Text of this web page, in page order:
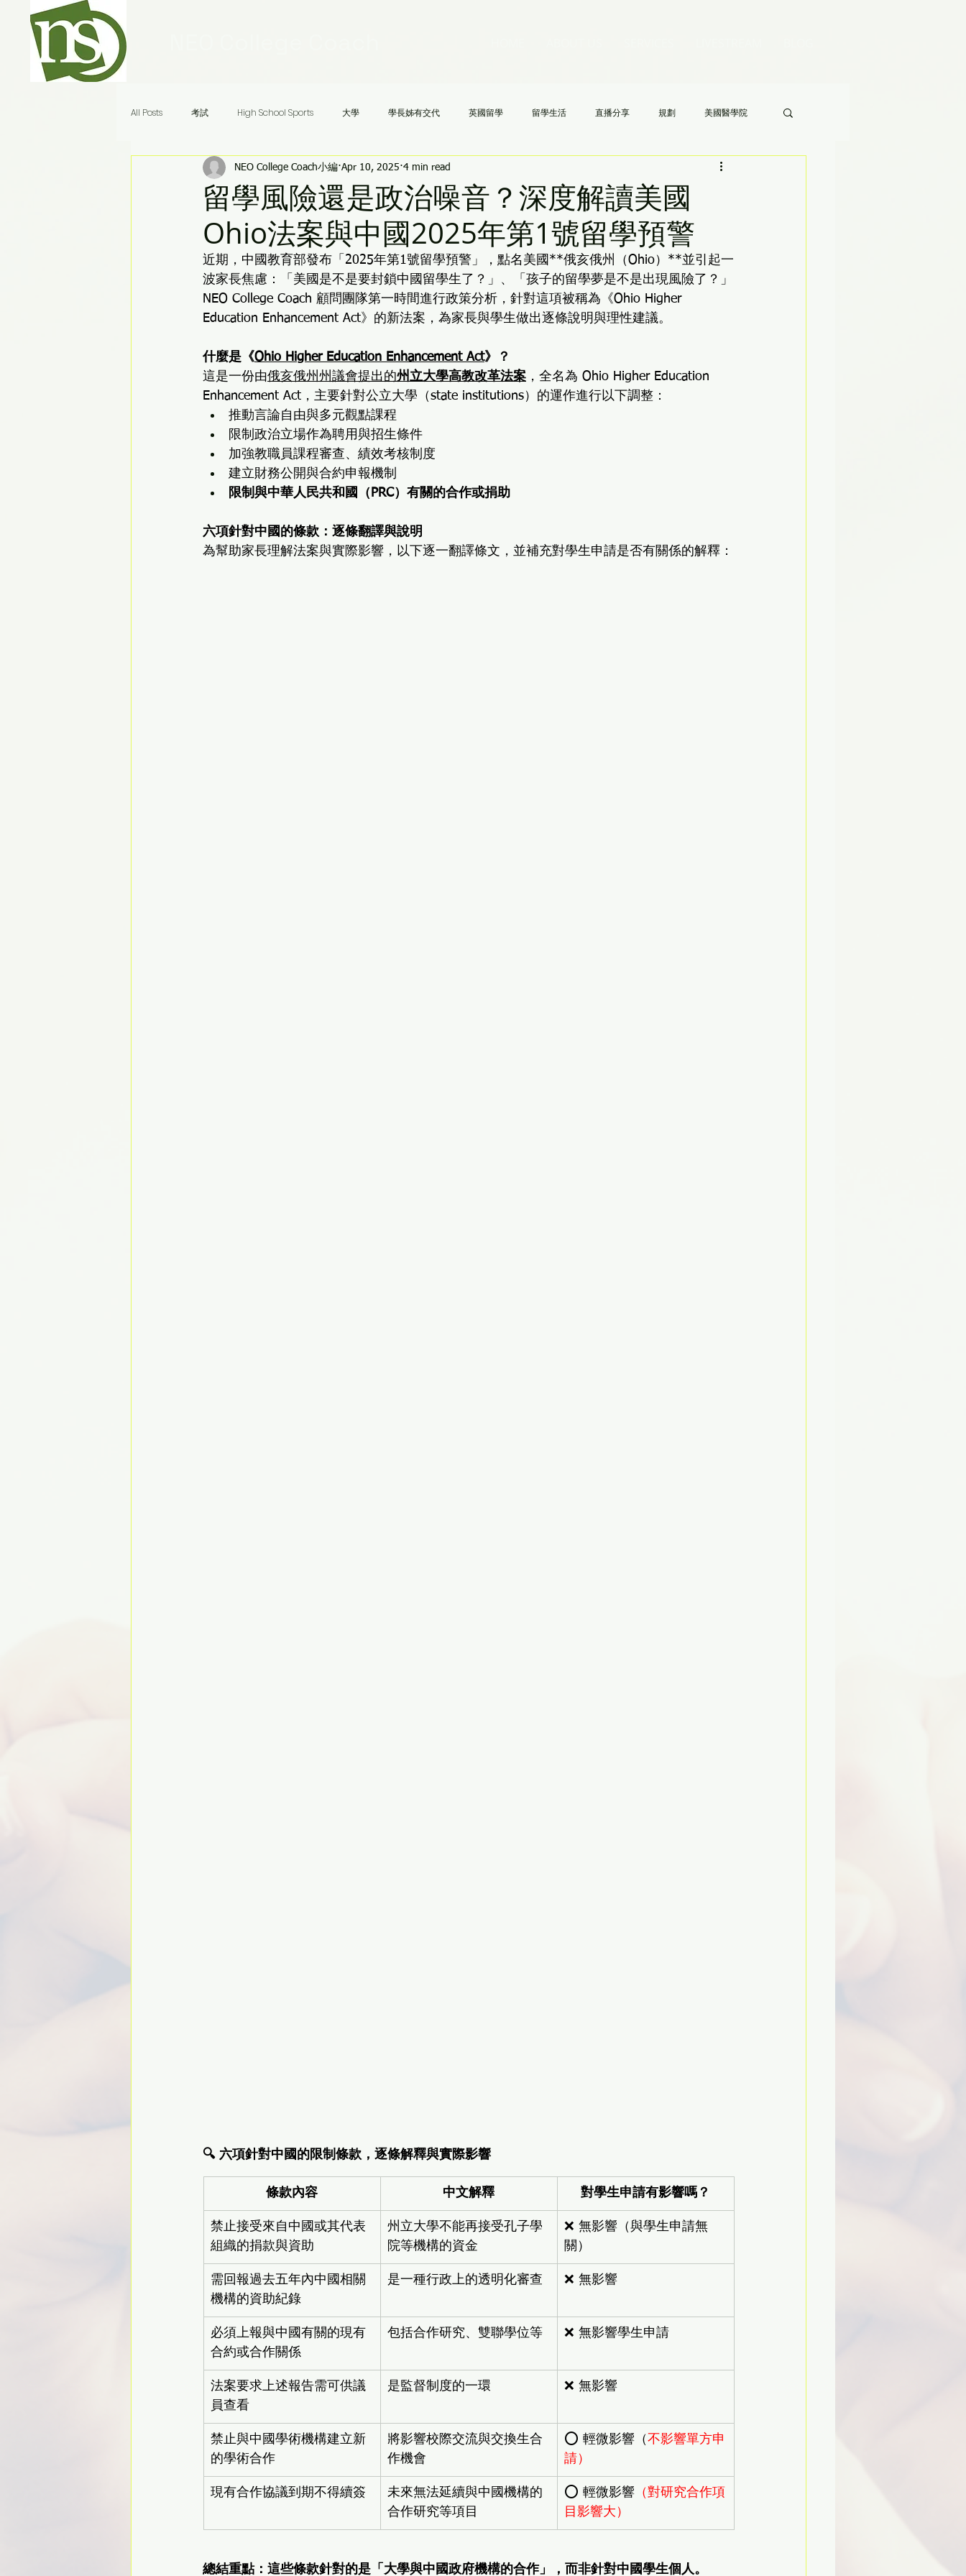
All Posts 考試 High School Sports 大學 學長姊有交代 英國留學 留學生活 直播分享 規劃 美國醫學院
Ivy League Schools 申請 美國高中 NCAA 文理學院 《Audrey 老師的八分鐘家長答疑》
Audrey老師八分鐘答疑
留學風險還是政治噪音？深度解讀美國
Ohio法案與中國2025年第1號留學預警
NEO College Coach小編 Apr 10, 2025 4 min read
近期，中國教育部發布「2025年第1號留學預警」，點名美國**俄亥俄州（Ohio）**並引起一
波家長焦慮：「美國是不是要封鎖中國留學生了？」、「孩子的留學夢是不是出現風險了？」
NEO College Coach 顧問團隊第一時間進行政策分析，針對這項被稱為《Ohio Higher
Education Enhancement Act》的新法案，為家長與學生做出逐條說明與理性建議。
什麼是《Ohio Higher Education Enhancement Act》？
這是一份由俄亥俄州州議會提出的州立大學高教改革法案 ，全名為 Ohio Higher Education
Enhancement Act，主要針對公立大學（state institutions）的運作進行以下調整：
推動言論自由與多元觀點課程
限制政治立場作為聘用與招生條件
加強教職員課程審查、績效考核制度
建立財務公開與合約申報機制
限制與中華人民共和國（PRC）有關的合作或捐助
六項針對中國的條款：逐條翻譯與說明
為幫助家長理解法案與實際影響，以下逐一翻譯條文，並補充對學生申請是否有關係的解釋：
🔍 六項針對中國的限制條款，逐條解釋與實際影響
條款內容 中文解釋 對學生申請有影響嗎？
禁止接受來自中國或其代表
組織的捐款與資助
州立大學不能再接受孔子學
院等機構的資金
❌ 無影響（與學生申請無
關）
需回報過去五年內中國相關
機構的資助紀錄
是一種行政上的透明化審查 ❌ 無影響
必須上報與中國有關的現有
合約或合作關係
包括合作研究、雙聯學位等 ❌ 無影響學生申請
法案要求上述報告需可供議
員查看
是監督制度的一環 ❌ 無影響
禁止與中國學術機構建立新
的學術合作
將影響校際交流與交換生合
作機會
⭕ 輕微影響（不影響單方申
請）
現有合作協議到期不得續簽
未來無法延續與中國機構的
合作研究等項目
⭕ 輕微影響 （對研究合作項
目影響大）
總結重點：這些條款針對的是「大學與中國政府機構的合作」，而非針對中國學生個人。